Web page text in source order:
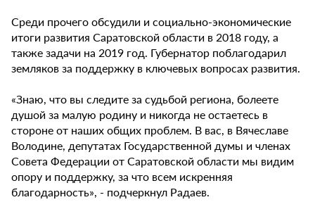
Среди прочего обсудили и социально-экономические
итоги развития Саратовской области в 2018 году, а
также задачи на 2019 год. Губернатор поблагодарил
земляков за поддержку в ключевых вопросах развития.
«Знаю, что вы следите за судьбой региона, болеете
душой за малую родину и никогда не остаетесь в
стороне от наших общих проблем. В вас, в Вячеславе
Володине, депутатах Государственной думы и членах
Совета Федерации от Саратовской области мы видим
опору и поддержку, за что всем искренняя
благодарность», - подчеркнул Радаев.